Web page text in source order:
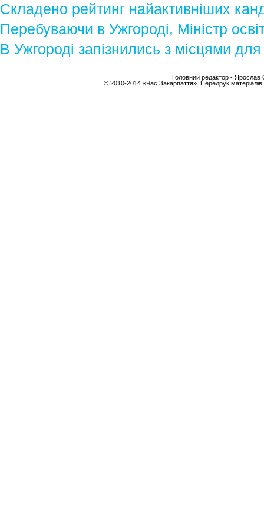
Складено рейтинг найактивніших
Перебуваючи в Ужгороді, Міністр
В Ужгороді запізнились з місцями для
Головний редактор - Ярослав
© 2010-2014 «Час Закарпаття». Передрук